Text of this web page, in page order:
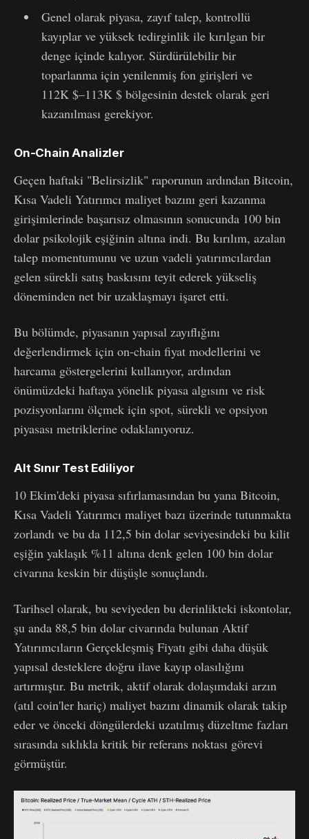
Genel olarak piyasa, zayıf talep, kontrollü
kayıplar ve yüksek tedirginlik ile kırılgan bir
denge içinde kalıyor. Sürdürülebilir bir
toparlanma için yenilenmiş fon girişleri ve
112K $–113K $ bölgesinin destek olarak geri
kazanılması gerekiyor.
On-Chain Analizler
Geçen haftaki "Belirsizlik" raporunun ardından Bitcoin,
Kısa Vadeli Yatırımcı maliyet bazını geri kazanma
girişimlerinde başarısız olmasının sonucunda 100 bin
dolar psikolojik eşiğinin altına indi. Bu kırılım, azalan
talep momentumunu ve uzun vadeli yatırımcılardan
gelen sürekli satış baskısını teyit ederek yükseliş
döneminden net bir uzaklaşmayı işaret etti.
Bu bölümde, piyasanın yapısal zayıflığını
değerlendirmek için on-chain fiyat modellerini ve
harcama göstergelerini kullanıyor, ardından
önümüzdeki haftaya yönelik piyasa algısını ve risk
pozisyonlarını ölçmek için spot, sürekli ve opsiyon
piyasası metriklerine odaklanıyoruz.
Alt Sınır Test Ediliyor
10 Ekim'deki piyasa sıfırlamasından bu yana Bitcoin,
Kısa Vadeli Yatırımcı maliyet bazı üzerinde tutunmakta
zorlandı ve bu da 112,5 bin dolar seviyesindeki bu kilit
eşiğin yaklaşık %11 altına denk gelen 100 bin dolar
civarına keskin bir düşüşle sonuçlandı.
Tarihsel olarak, bu seviyeden bu derinlikteki iskontolar,
şu anda 88,5 bin dolar civarında bulunan Aktif
Yatırımcıların Gerçekleşmiş Fiyatı gibi daha düşük
yapısal desteklere doğru ilave kayıp olasılığını
artırmıştır. Bu metrik, aktif olarak dolaşımdaki arzın
(atıl coin'ler hariç) maliyet bazını dinamik olarak takip
eder ve önceki döngülerdeki uzatılmış düzeltme fazları
sırasında sıklıkla kritik bir referans noktası görevi
görmüştür.